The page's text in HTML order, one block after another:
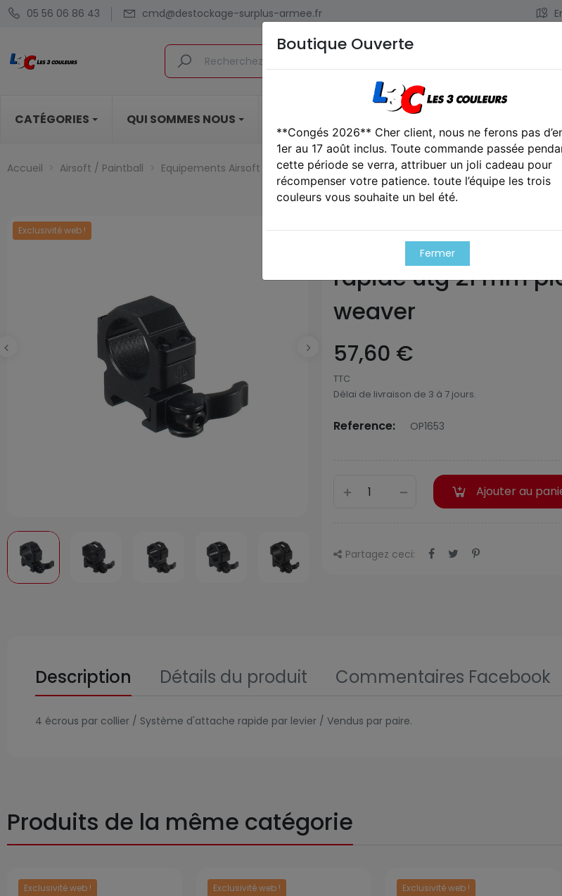
05 56 06 86 43 cmd@destockage-surplus-armee.fr
CATÉGORIES QUI SOMMES NOUS
Accueil Airsoft / Paintball Equipements Airsoft / Paintball Colliers de montage attache rapide utg 21
Exclusivité web !
Colliers de
rapide utg 21 mm
weaver
57,60 €
TTC
Délai de livraison de 3 à 7 jours.
Reference: OP1653
Ajouter au
Partagez ceci:
Description Détails du produit Commentaires Facebook
4 écrous par collier / Système d'attache rapide par levier / Vendus par paire.
Produits de la même catégorie
Exclusivité web ! Exclusivité web ! Exclusivité web !
Boutique Ouverte
**Congés 2026** Cher client, nous ne ferons pas
1er au 17 août inclus. Toute commande passée
cette période se verra, attribuer un joli cadeau pour
récompenser votre patience. toute l’équipe les trois
couleurs vous souhaite un bel été.
Fermer